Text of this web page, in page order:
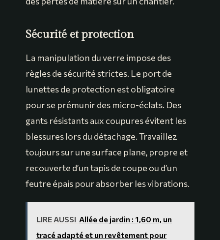
Sécurité et protection
La manipulation du verre impose des
règles de sécurité strictes. Le port de
lunettes de protection est obligatoire
pour se prémunir des micro-éclats. Des
gants résistants aux coupures évitent les
blessures lors du détachage. Travaillez
toujours sur une surface plane, propre et
recouverte d’un tapis de coupe ou d’un
feutre épais pour absorber les vibrations.
LIRE AUSSI Allée de jardin : 1,60 m, un
tracé adapté et un revêtement pour